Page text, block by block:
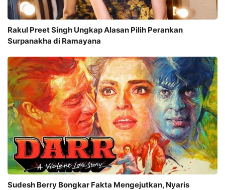
Rakul Preet Singh Ungkap Alasan Pilih Perankan
Surpanakha di Ramayana
Sudesh Berry Bongkar Fakta Mengejutkan, Nyaris